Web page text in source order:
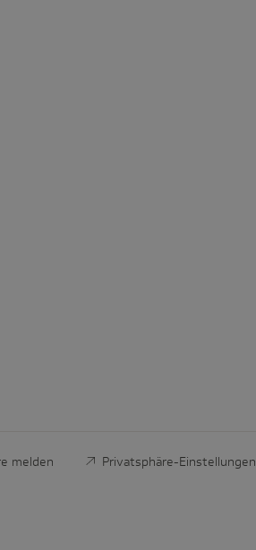
melden Privatsphäre-Einstellungen